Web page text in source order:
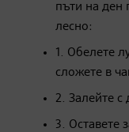
пъти на ден
лесно:
1. Обелете
сложете в
2. Залейте
3. Оставете